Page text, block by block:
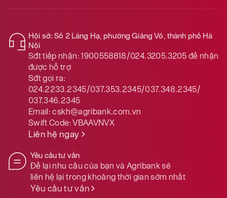
Hội sở: Số 2 Láng Hạ, phường Giảng Võ, thành phố Hà
Nội
Sđt tiếp nhận: 1900558818/024.3205.3205để nhận
được hỗ trợ
Sđt gọi ra:
024.2233.2345/037.353.2345/037.348.2345/
037.346.2345
Email:cskh@agribank.com.vn
Swift Code:VBAAVNVX
Liên hệ ngay
Yêu cầu tư vấn
Để lại nhu cầu của bạn và Agribank sẽ
liên hệ lại trong khoảng thời gian sớm nhất
Yêu cầu tư vấn